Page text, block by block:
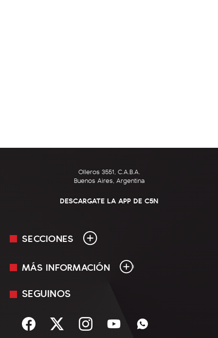
Olleros 3551, C.A.B.A.
Buenos Aires, Argentina
DESCARGATE LA APP DE C5N
SECCIONES
En Vivo
Sociedad
MÁS INFORMACIÓN
Mediakit
Términos y condiciones
SEGUINOS